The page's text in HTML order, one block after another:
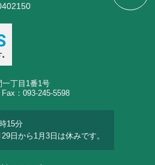
一丁目1番1号
：093-245-5598
15分
日から1月3日は休みです。